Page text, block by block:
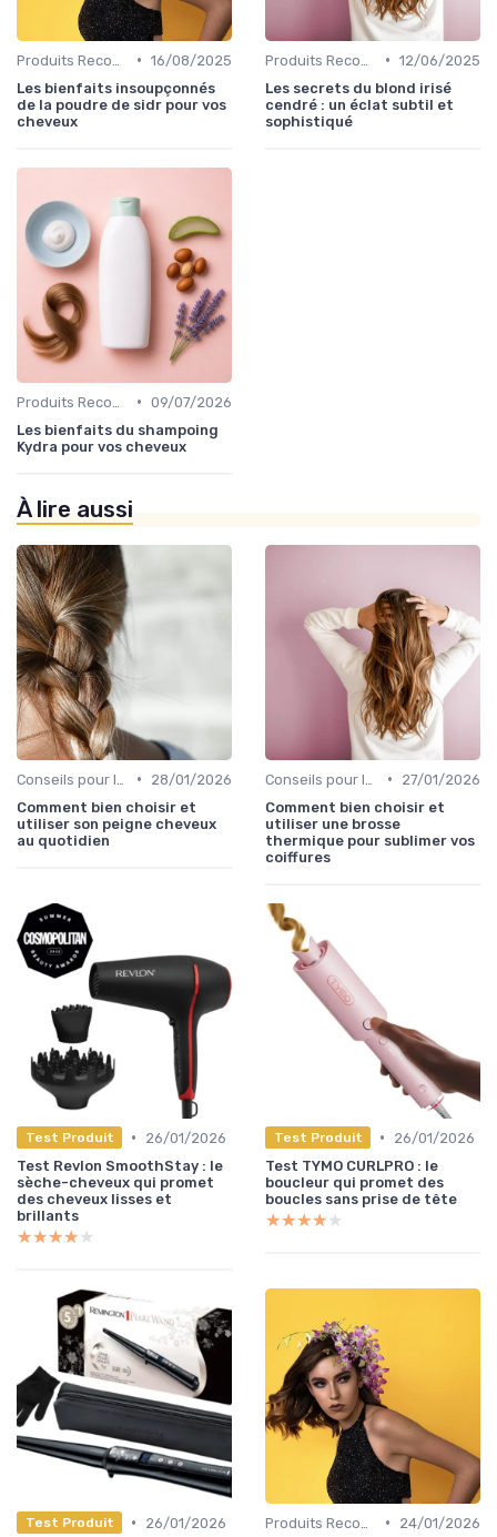
• 16/08/2025
Les bienfaits insoupçonnés
de la poudre de sidr pour vos
cheveux
• 12/06/2025
Les secrets du blond irisé
cendré : un éclat subtil et
sophistiqué
• 09/07/2026
Les bienfaits du shampoing
Kydra pour vos cheveux
À lire aussi
•
28/01/2026
Comment bien choisir et
utiliser son peigne cheveux
au quotidien
•
27/01/2026
Comment bien choisir et
utiliser une brosse
thermique pour sublimer vos
coiffures
Test Produit •
26/01/2026
Test Revlon SmoothStay : le
sèche-cheveux qui promet
des cheveux lisses et
brillants
★★★★★
★★★★★
Test Produit •
26/01/2026
Test TYMO CURLPRO : le
boucleur qui promet des
boucles sans prise de tête
★★★★★
★★★★★
Test Produit •
26/01/2026
•
24/01/2026